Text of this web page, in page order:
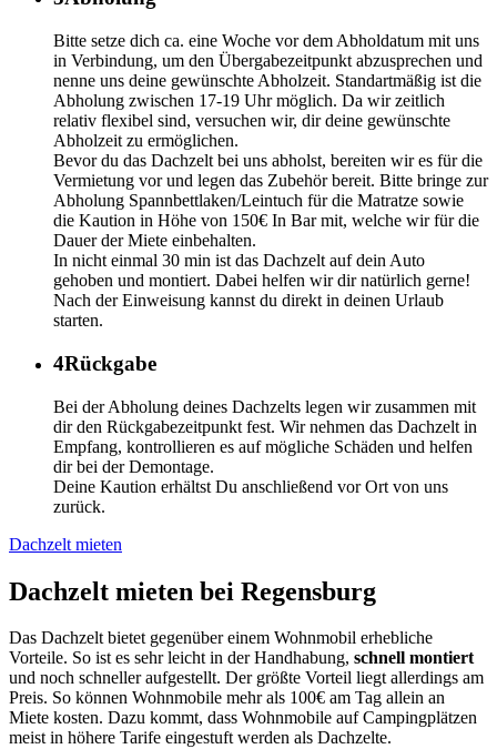
Bitte setze dich ca. eine Woche vor dem Abholdatum mit uns
in Verbindung, um den Übergabezeitpunkt abzusprechen und
nenne uns deine gewünschte Abholzeit. Standartmäßig ist die
Abholung zwischen 17-19 Uhr möglich. Da wir zeitlich
relativ flexibel sind, versuchen wir, dir deine gewünschte
Abholzeit zu ermöglichen.
Bevor du das Dachzelt bei uns abholst, bereiten wir es für die
Vermietung vor und legen das Zubehör bereit. Bitte bringe zur
Abholung Spannbettlaken/Leintuch für die Matratze sowie
die Kaution in Höhe von 150€ In Bar mit, welche wir für die
Dauer der Miete einbehalten.
In nicht einmal 30 min ist das Dachzelt auf dein Auto
gehoben und montiert. Dabei helfen wir dir natürlich gerne!
Nach der Einweisung kannst du direkt in deinen Urlaub
starten.
4Rückgabe
Bei der Abholung deines Dachzelts legen wir zusammen mit
dir den Rückgabezeitpunkt fest. Wir nehmen das Dachzelt in
Empfang, kontrollieren es auf mögliche Schäden und helfen
dir bei der Demontage.
Deine Kaution erhältst Du anschließend vor Ort von uns
zurück.
Dachzelt mieten
Dachzelt mieten bei Regensburg
Das Dachzelt bietet gegenüber einem Wohnmobil erhebliche
Vorteile. So ist es sehr leicht in der Handhabung, schnell montiert
und noch schneller aufgestellt. Der größte Vorteil liegt allerdings am
Preis. So können Wohnmobile mehr als 100€ am Tag allein an
Miete kosten. Dazu kommt, dass Wohnmobile auf Campingplätzen
meist in höhere Tarife eingestuft werden als Dachzelte.